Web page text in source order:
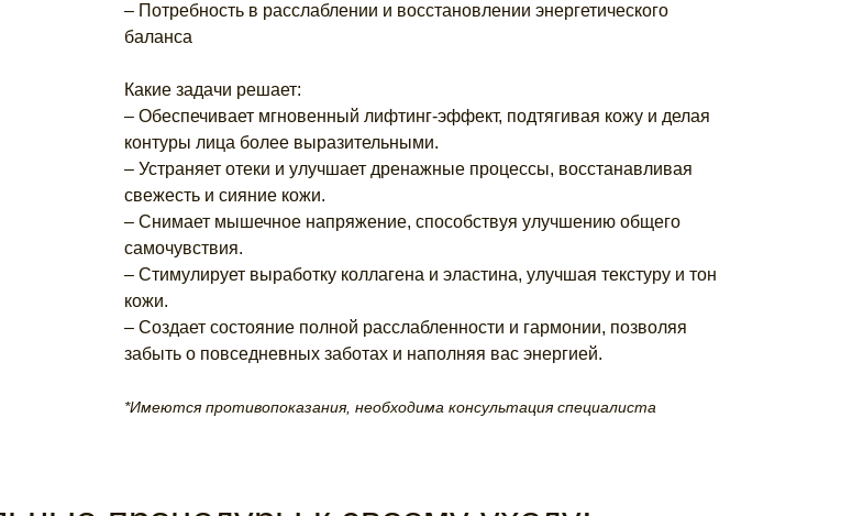
– Потребность в расслаблении и восстановлении энергетического
баланса
Какие задачи решает:
– Обеспечивает мгновенный лифтинг-эффект, подтягивая кожу и делая
контуры лица более выразительными.
– Устраняет отеки и улучшает дренажные процессы, восстанавливая
свежесть и сияние кожи.
– Снимает мышечное напряжение, способствуя улучшению общего
самочувствия.
– Стимулирует выработку коллагена и эластина, улучшая текстуру и тон
кожи.
– Создает состояние полной расслабленности и гармонии, позволяя
забыть о повседневных заботах и наполняя вас энергией.
*Имеются противопоказания, необходима консультация специалиста